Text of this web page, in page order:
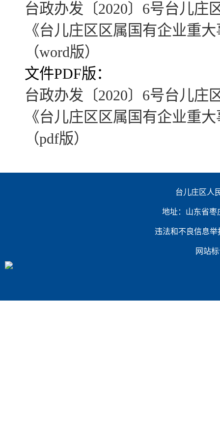
台政办发〔2020〕6号台儿庄
《台儿庄区区属国有企业重
（word版）
文件PDF版：
台政办发〔2020〕6号台儿庄
《台儿庄区区属国有企业重
（pdf版）
台儿庄区人
地址：山东省枣
违法和不良信息举
网站